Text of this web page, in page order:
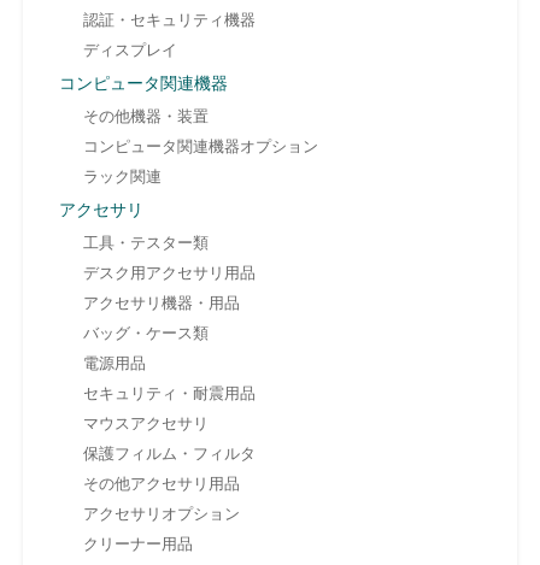
認証・セキュリティ機器
ディスプレイ
コンピュータ関連機器
その他機器・装置
コンピュータ関連機器オプション
ラック関連
アクセサリ
工具・テスター類
デスク用アクセサリ用品
アクセサリ機器・用品
バッグ・ケース類
電源用品
セキュリティ・耐震用品
マウスアクセサリ
保護フィルム・フィルタ
その他アクセサリ用品
アクセサリオプション
クリーナー用品